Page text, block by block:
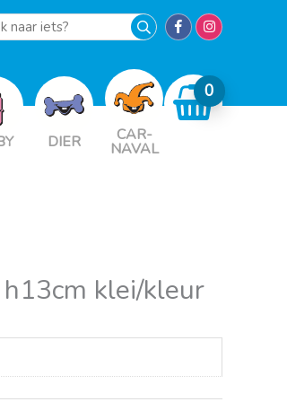
DIER CAR-
NAVAL
klei/kleur